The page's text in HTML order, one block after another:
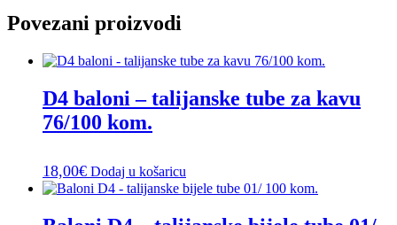
Povezani proizvodi
D4 baloni – talijanske tube za kavu
76/100 kom.
18,00€ Dodaj u košaricu